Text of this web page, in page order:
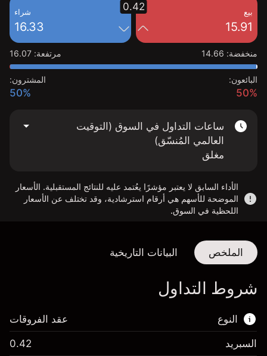
بيع
15.91
شراء
16.33
0.42
منخفضة:
14.66 مرتفعة:
16.07
البائعون:
50%
المشترون:
50%
ساعات التداول في السوق (التوقيت
العالمي المُنسّق)
مغلق
الأداء السابق لا يعتبر مؤشرًا يعُتمد عليه للنتائج المستقبلية. الأسعار
الموضحة للأسهم هي أرقام استرشادية، وقد تختلف عن الأسعار
اللحظية في السوق.
الملخص البيانات التاريخية
شروط التداول
النوع عقد الفروقات
السبريد 0.42